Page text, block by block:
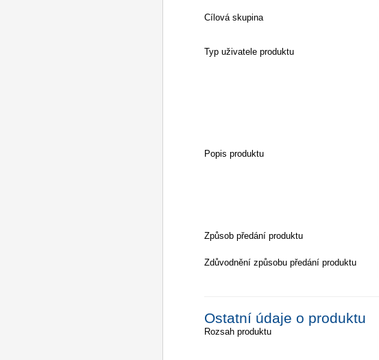
Cílová skupina
Typ uživatele produktu
Popis produktu
Způsob předání produktu
Zdůvodnění způsobu předání produktu
Ostatní údaje o produktu
Rozsah produktu